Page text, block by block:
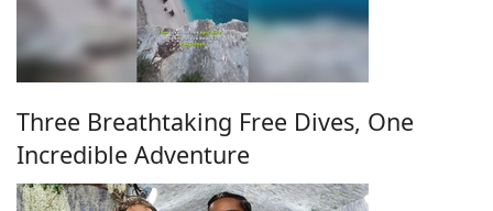
Three Breathtaking Free Dives, One
Incredible Adventure